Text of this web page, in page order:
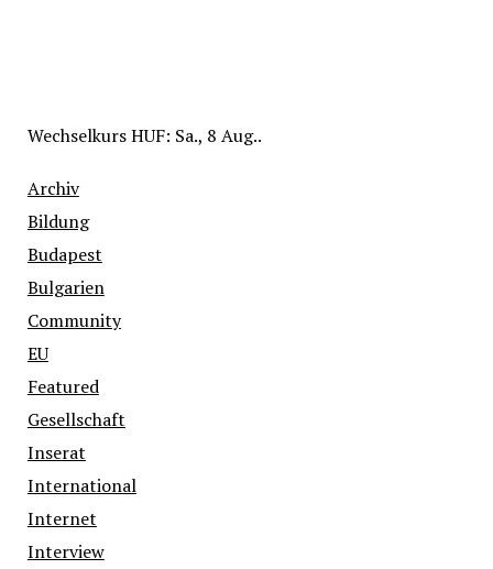
WechselkursHUF: Sa., 8 Aug..
Archiv
Bildung
Budapest
Bulgarien
Community
EU
Featured
Gesellschaft
Inserat
International
Internet
Interview